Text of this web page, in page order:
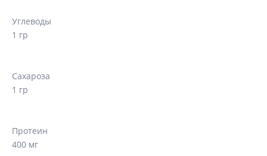
Углеводы
1 гр
Сахароза
1 гр
Протеин
400 мг